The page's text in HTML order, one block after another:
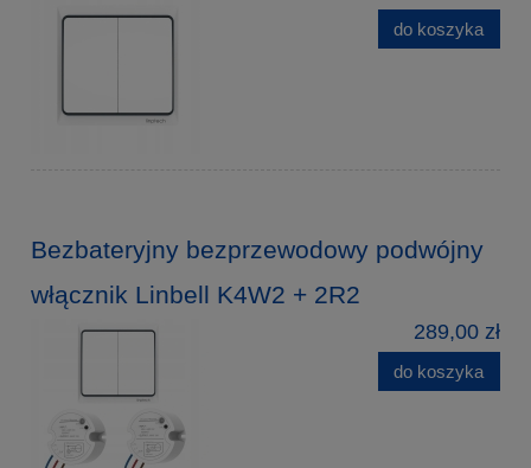
do koszyka
Bezbateryjny bezprzewodowy podwójny
włącznik Linbell K4W2 + 2R2
289,00 zł
do koszyka